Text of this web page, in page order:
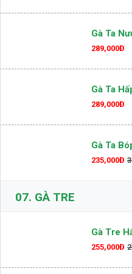
Gà Ta
289,000Đ
Gà Ta
289,000Đ
Gà Ta
235,000Đ
07. GÀ TRE
Gà Tre
255,000Đ